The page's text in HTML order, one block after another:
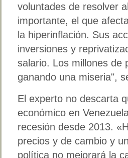
voluntades de resolver
importante, el que
la hiperinflación. Sus
inversiones y
salario. Los millones de
ganando una miseria",
El experto no descarta
económico en
recesión desde 2013.
precios y de cambio y
política no mejorará la